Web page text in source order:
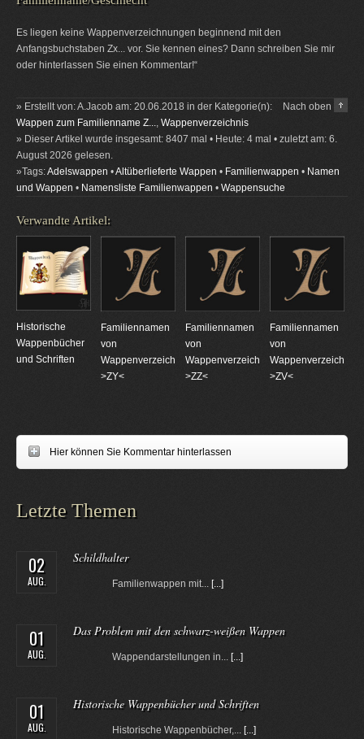
Es liegen keine Wappenverzeichnungen beginnend mit den
Anfangsbuchstaben Zx... vor. Sie kennen eines? Dann schreiben Sie mir
oder hinterlassen Sie einen Kommentar!“
Nach oben
» Erstellt von: A.Jacob am: 20.06.2018 in der Kategorie(n):
Wappen zum Familienname Z..., Wappenverzeichnis
» Dieser Artikel wurde insgesamt: 8407 mal • Heute: 4 mal • zuletzt am: 6.
August 2026 gelesen.
»Tags:Adelswappen •Altüberlieferte Wappen • Familienwappen • Namen
und Wappen • Namensliste Familienwappen • Wappensuche
Verwandte Artikel:
Historische
Wappenbücher
und Schriften
Familiennamen
von
Wappenverzeichnungen
>ZY<
Familiennamen
von
Wappenverzeichnungen
>ZZ<
Familiennamen
von
>ZV<
Hier können Sie Kommentar hinterlassen
Letzte Themen
02
AUG.
Schildhalter
Familienwappen mit... [...]
01
AUG.
Das Problem mit den schwarz-weißen Wappen
Wappendarstellungen in... [...]
01
AUG.
Historische Wappenbücher und Schriften
Historische Wappenbücher,... [...]